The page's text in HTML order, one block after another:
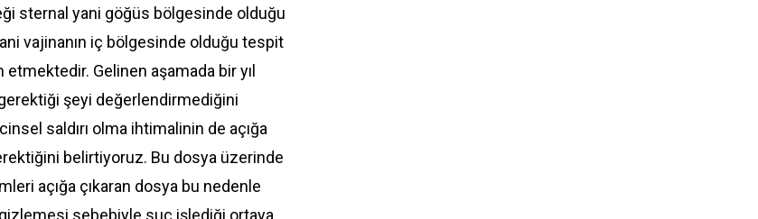
sternal yani göğüs bölgesinde olduğu
vajinanın iç bölgesinde olduğu tespit
Gelinen aşamada bir yıl
şeyi değerlendirmediğini
saldırı olma ihtimalinin de açığa
belirtiyoruz. Bu dosya üzerinde
açığa çıkaran dosya bu nedenle
sebebiyle suç işlediği ortaya